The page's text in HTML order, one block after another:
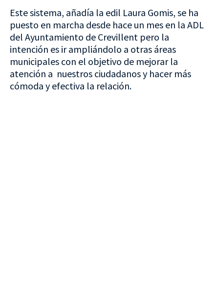
Este sistema, añadía la edil Laura Gomis, se ha
puesto en marcha desde hace un mes en la ADL
del Ayuntamiento de Crevillent pero la
intención es ir ampliándolo a otras áreas
municipales con el objetivo de mejorar la
atención a nuestros ciudadanos y hacer más
cómoda y efectiva la relación.